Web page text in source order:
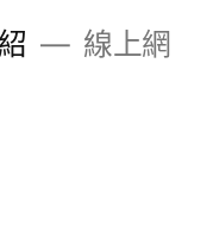
線上網